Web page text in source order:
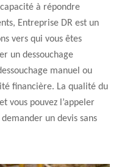
à répondre
Entreprise DR est un
vers qui vous êtes
un dessouchage
manuel ou
financière. La qualité du
vous pouvez l’appeler
un devis sans